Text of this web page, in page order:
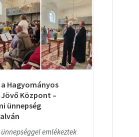
a Hagyományos
Jövő Központ –
ünnepség
emlékeztek